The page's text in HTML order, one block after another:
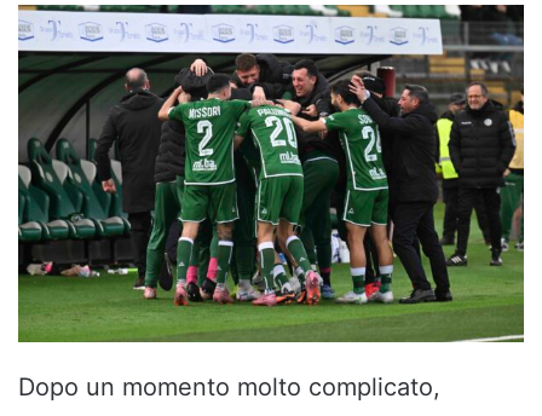
Dopo un momento molto complicato,